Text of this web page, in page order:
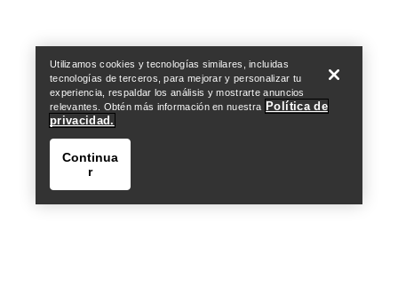
Utilizamos cookies y tecnologías similares, incluidas
tecnologías de terceros, para mejorar y personalizar tu
experiencia, respaldar los análisis y mostrarte anuncios
relevantes. Obtén más información en nuestra Política de
privacidad.
Continua
r